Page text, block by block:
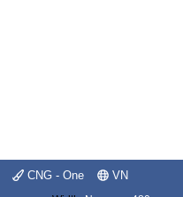
CNG - One VN